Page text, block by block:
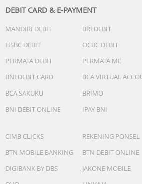
DEBIT CARD & E-PAYMENT
MANDIRI DEBIT BRI DEBIT
HSBC DEBIT
OCBC DEBIT
PERMATA DEBIT
PERMATA ME
BNI DEBIT CARD
BCA VIRTUAL
BCA SAKUKU
BRIMO
BNI DEBIT ONLINE
IPAY BNI
CIMB CLICKS
REKENING PONSEL
BTN MOBILE BANKING
BTN DEBIT ONLINE
DIGIBANK BY DBS
JAKONE MOBILE